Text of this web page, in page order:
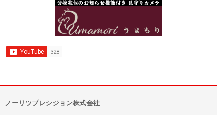
ノーリツプレシジョン株式会社